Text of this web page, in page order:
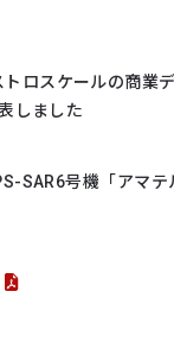
ロスケールの商業
しました
SAR6号機「アマ